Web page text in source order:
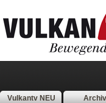
Vulkantv NEU Archiv